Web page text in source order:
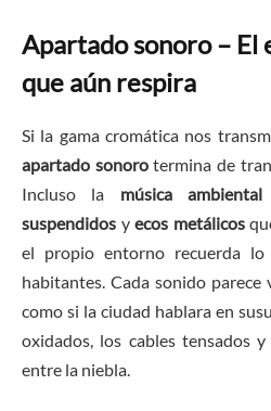
Apartado sonoro – El
que aún respira
Si la gama cromática nos
apartado sonorotermina de
Incluso la música ambiental
suspendidos yecos metálicos
el propio entorno recuerda
habitantes. Cada sonido
como si la ciudad hablara en
oxidados, los cables tensados
entre la niebla.